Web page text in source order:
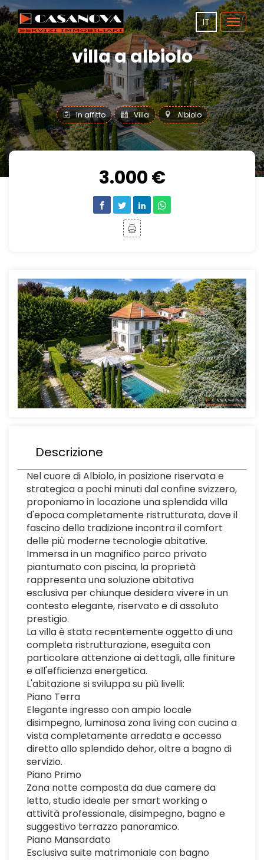
Toggle
IT
villa a albiolo
In affitto Villa Albiolo
3.000 €
Previous Next
Descrizione
Nel cuore di Albiolo, in posizione riservata e
strategica a pochi minuti dal confine svizzero,
proponiamo in locazione una splendida villa
d'epoca completamente ristrutturata, dove il
fascino della tradizione incontra il comfort
delle più moderne tecnologie abitative.
Immersa in un magnifico parco privato
piantumato con piscina, la proprietà
rappresenta una soluzione abitativa
esclusiva per chiunque desidera vivere in un
contesto elegante, riservato e di assoluto
prestigio.
La villa è stata recentemente oggetto di una
completa ristrutturazione, eseguita con
particolare attenzione ai dettagli, alle finiture
e all'efficienza energetica.
L'abitazione si sviluppa su più livelli:
Piano Terra
Elegante ingresso con ampio locale
disimpegno, luminosa zona living con cucina a
vista completamente arredata e accesso
diretto allo splendido dehor, oltre a bagno di
servizio.
Piano Primo
Zona notte composta da due camere da
letto, studio ideale per smart working o
attività professionale, disimpegno, bagno e
suggestivo terrazzo panoramico.
Piano Mansardato
Esclusiva suite matrimoniale con bagno